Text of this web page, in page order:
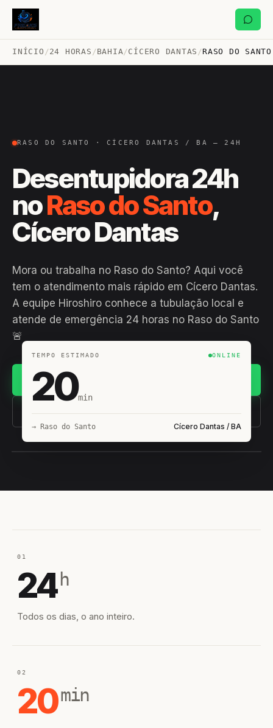
INÍCIO /24 HORAS /BAHIA/CÍCERO DANTAS /RASO DO SANTO
RASO DO SANTO · CÍCERO DANTAS / BA — 24H
Desentupidora 24h
noRaso do Santo,
Cícero Dantas
Mora ou trabalha no Raso do Santo? Aqui você
tem o atendimento mais rápido em Cícero Dantas.
A equipe Hiroshiro conhece a tubulação local e
atende de emergência 24 horas no Raso do Santo
🚨
(11) 93407-8838
TEMPO ESTIMADO ONLINE
20min
→ Raso do Santo Cícero Dantas / BA
01
24 h
Todos os dias, o ano inteiro.
02
20min